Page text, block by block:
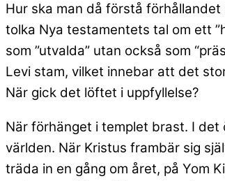
Hur ska man då förstå
tolka Nya testamentets tal om ett
som ”utvalda” utan också som
Levi stam, vilket innebar att det
När gick det löftet i uppfyllelse?
När förhänget i templet brast. I det
världen. När Kristus frambär sig
träda in en gång om året, på Yom